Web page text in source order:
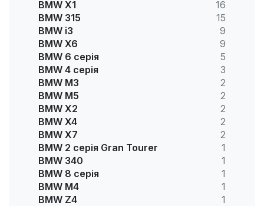
BMW X1
16
BMW 315
15
BMW i3
9
BMW X6
9
BMW 6 серія
5
BMW 4 серія
3
BMW M3
2
BMW M5
2
BMW X2
2
BMW X4
2
BMW X7
2
BMW 2 серія Gran Tourer
1
BMW 340
1
BMW 8 серія
1
BMW M4
1
BMW Z4
1